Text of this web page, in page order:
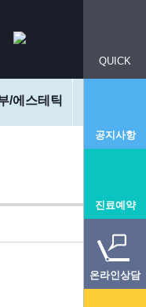
/에스테틱
QUICK
공지사항
진료예약
온라인상담